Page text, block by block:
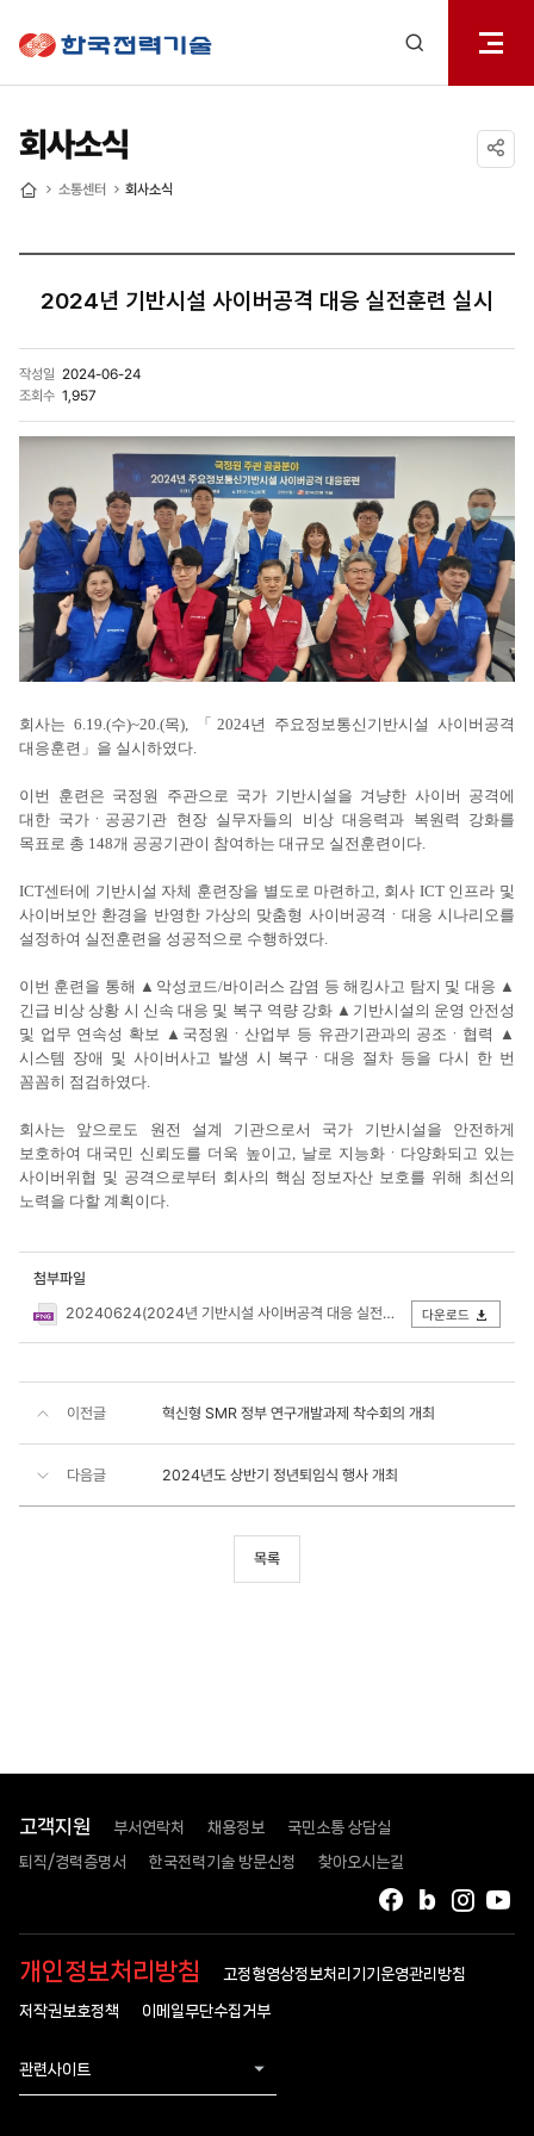
열기
회사소식
소통센터 회사소식
2024년 기반시설 사이버공격 대응 실전훈련 실시
작성일 2024-06-24
조회수 1,957
회사는 6.19.(수)~20.(목), 「2024년 주요정보통신기반시설 사이버공격
대응훈련」을 실시하였다.
이번 훈련은 국정원 주관으로 국가 기반시설을 겨냥한 사이버 공격에
대한 국가ㆍ공공기관 현장 실무자들의 비상 대응력과 복원력 강화를
목표로 총 148개 공공기관이 참여하는 대규모 실전훈련이다.
ICT센터에 기반시설 자체 훈련장을 별도로 마련하고, 회사 ICT 인프라 및
사이버보안 환경을 반영한 가상의 맞춤형 사이버공격ㆍ대응 시나리오를
설정하여 실전훈련을 성공적으로 수행하였다.
이번 훈련을 통해 ▲악성코드/바이러스 감염 등 해킹사고 탐지 및 대응 ▲
긴급 비상 상황 시 신속 대응 및 복구 역량 강화 ▲기반시설의 운영 안전성
및 업무 연속성 확보 ▲국정원ㆍ산업부 등 유관기관과의 공조ㆍ협력 ▲
시스템 장애 및 사이버사고 발생 시 복구ㆍ대응 절차 등을 다시 한 번
꼼꼼히 점검하였다.
회사는 앞으로도 원전 설계 기관으로서 국가 기반시설을 안전하게
보호하여 대국민 신뢰도를 더욱 높이고, 날로 지능화ㆍ다양화되고 있는
사이버위협 및 공격으로부터 회사의 핵심 정보자산 보호를 위해 최선의
노력을 다할 계획이다.
첨부파일
20240624(2024년 기반시설 사이버공격 대응 실전훈련 실시).png
다운로드
이전글 혁신형 SMR 정부 연구개발과제 착수회의 개최
다음글 2024년도 상반기 정년퇴임식 행사 개최
목록
고객지원 부서연락처 채용정보 국민소통 상담실
퇴직/경력증명서 한국전력기술 방문신청 찾아오시는길
인스
블로그
페이스북
개인정보처리방침 고정형영상정보처리기기운영관리방침
저작권보호정책 이메일무단수집거부
관련사이트